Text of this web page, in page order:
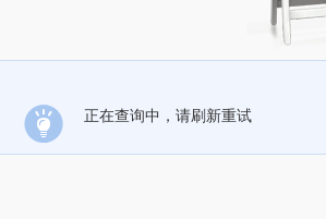
正在查询中，请刷新重试